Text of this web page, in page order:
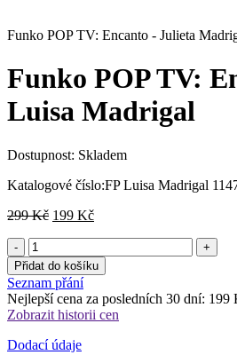
Funko POP TV: Encanto - Julieta
Funko POP TV:
Luisa Madrigal
Dostupnost: Skladem
Katalogové číslo:FP Luisa Madrigal
299Kč Původní
299 Kč.
199 KčAktuální
199 Kč.
Přidat do košíku
Seznam přání
Nejlepší cena za posledních 30 dní: 199
Zobrazit historii cen
Dodací údaje